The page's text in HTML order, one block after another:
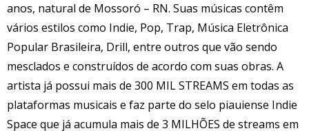
anos, natural de Mossoró – RN. Suas músicas contêm
vários estilos como Indie, Pop, Trap, Música Eletrônica
Popular Brasileira, Drill, entre outros que vão sendo
mesclados e construídos de acordo com suas obras. A
artista já possui mais de 300 MIL STREAMS em todas as
plataformas musicais e faz parte do selo piauiense Indie
Space que já acumula mais de 3 MILHÕES de streams em